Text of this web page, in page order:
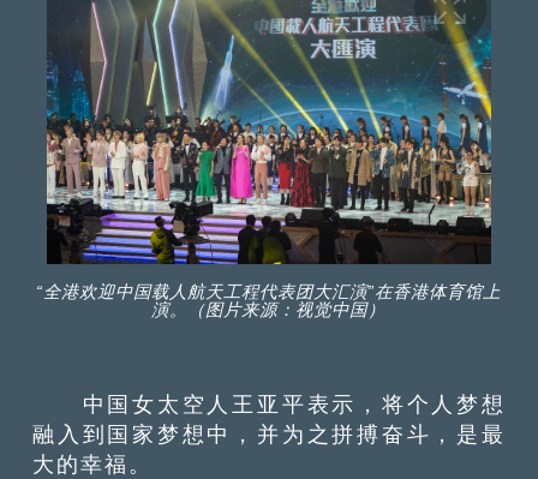
“全港欢迎中国载人航天工程代表团大汇演”在香港体育馆上
演。（图片来源：视觉中国）
中国女太空人王亚平表示，将个人梦想
融入到国家梦想中，并为之拼搏奋斗，是最
大的幸福。